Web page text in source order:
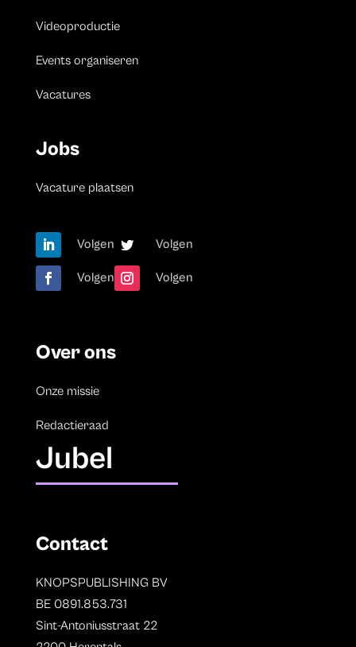
Videoproductie
Events organiseren
Vacatures
Jobs
Vacature plaatsen
Volgen Volgen
Volgen Volgen
Over ons
Onze missie
Redactieraad
Jubel
Contact
KNOPSPUBLISHING BV
BE 0891.853.731
Sint-Antoniusstraat 22